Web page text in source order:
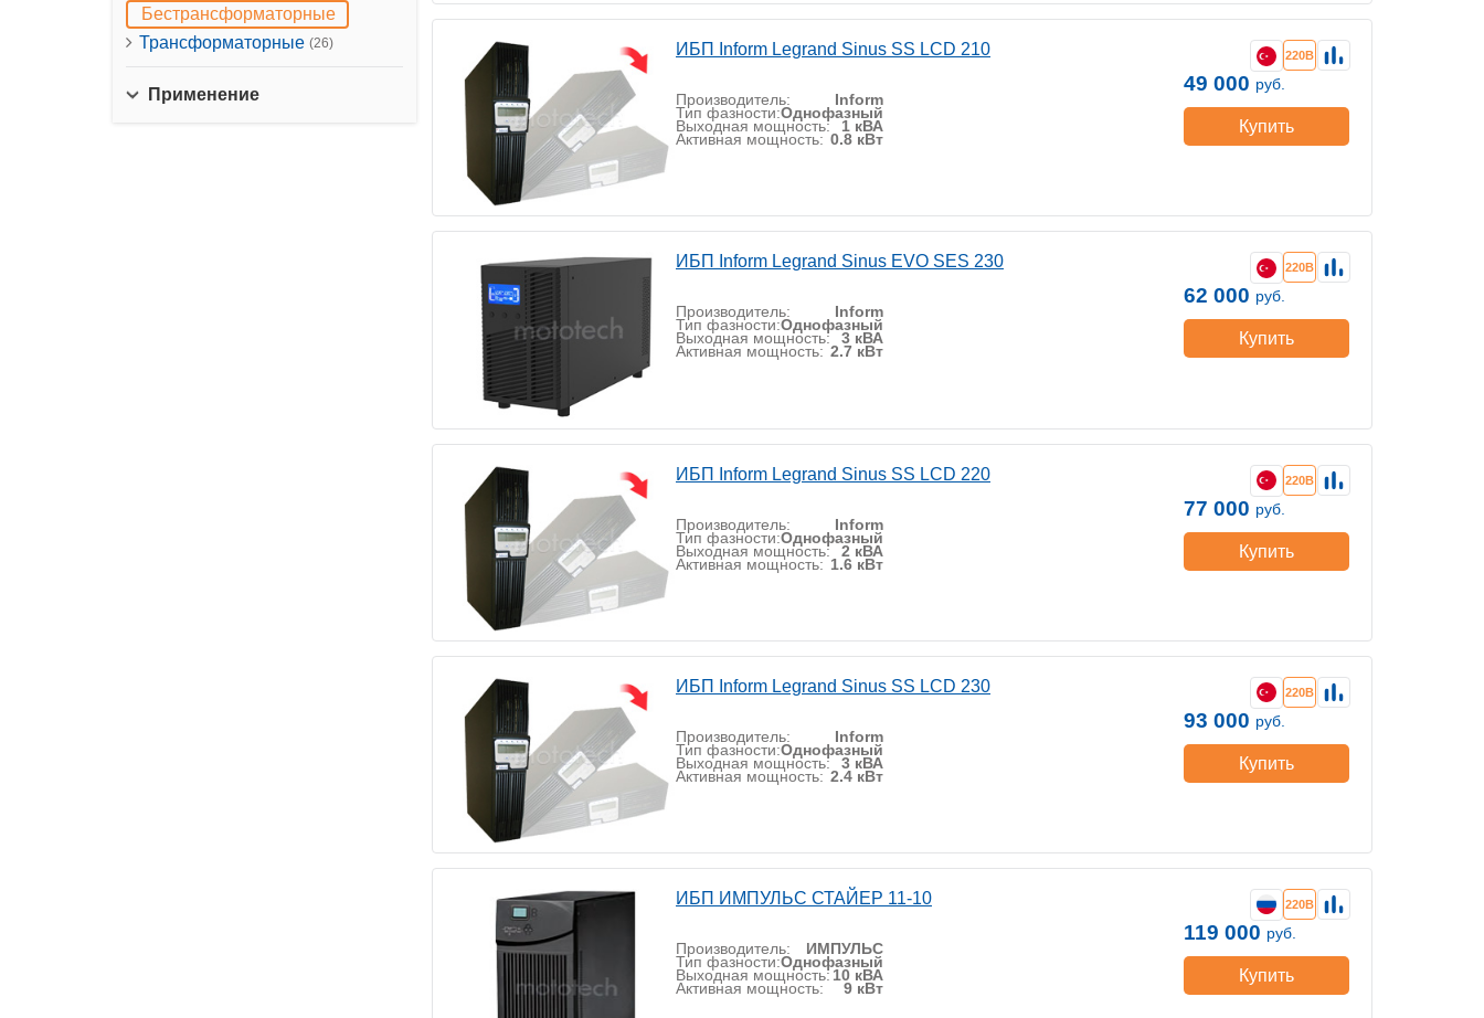
Бестрансформаторные
Трансформаторные (26)
Применение
ИБП Inform Legrand Sinus SS LCD 210
Производитель: Inform
Тип фазности:Однофазный
Выходная мощность: 1 кВА
Активная мощность: 0.8 кВт
220В
49 000 руб.
Купить
ИБП Inform Legrand Sinus EVO SES 230
Производитель: Inform
Тип фазности:Однофазный
Выходная мощность: 3 кВА
Активная мощность: 2.7 кВт
220В
62 000 руб.
Купить
ИБП Inform Legrand Sinus SS LCD 220
Производитель: Inform
Тип фазности:Однофазный
Выходная мощность: 2 кВА
Активная мощность: 1.6 кВт
220В
77 000 руб.
Купить
ИБП Inform Legrand Sinus SS LCD 230
Производитель: Inform
Тип фазности:Однофазный
Выходная мощность: 3 кВА
Активная мощность: 2.4 кВт
220В
93 000 руб.
Купить
ИБП ИМПУЛЬС СТАЙЕР 11-10
Производитель: ИМПУЛЬС
Тип фазности:Однофазный
Выходная мощность: 10 кВА
Активная мощность: 9 кВт
220В
119 000 руб.
Купить